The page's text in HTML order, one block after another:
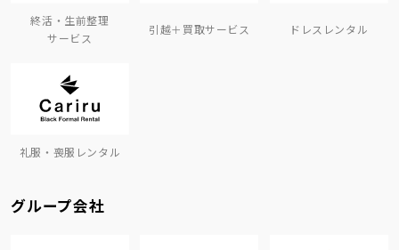
終活・生前整理
サービス
引越＋買取サービス ドレスレンタル
礼服・喪服レンタル
グループ会社